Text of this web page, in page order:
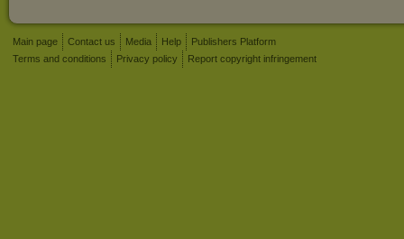
Main page Contact us Media Help
Publishers Platform
Terms and conditions
Privacy policy Report copyright infringement